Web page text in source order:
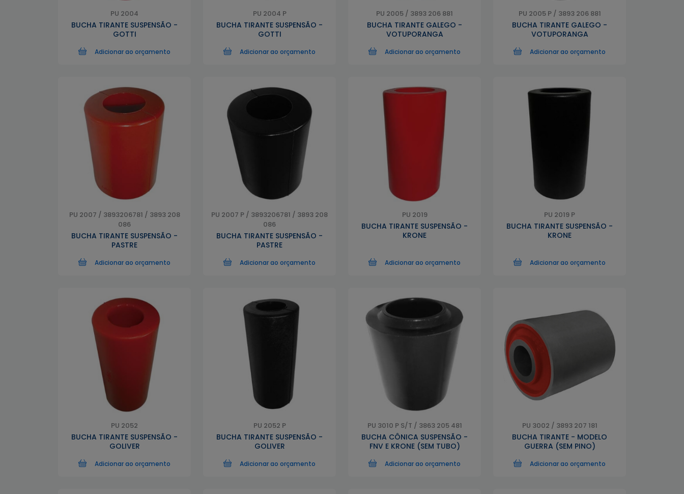
PU 2004
BUCHA TIRANTE SUSPENSÃO -
GOTTI
Adicionar ao orçamento
PU 2004 P
BUCHA TIRANTE SUSPENSÃO -
GOTTI
Adicionar ao orçamento
PU 2005 / 3893 206 881
BUCHA TIRANTE GALEGO -
VOTUPORANGA
Adicionar ao orçamento
PU 2005 P / 3893 206 881
BUCHA TIRANTE GALEGO -
VOTUPORANGA
Adicionar ao orçamento
PU 2007 / 3893206781 / 3893 208
086
BUCHA TIRANTE SUSPENSÃO -
PASTRE
Adicionar ao orçamento
PU 2007 P / 3893206781 / 3893 208
086
BUCHA TIRANTE SUSPENSÃO -
PASTRE
Adicionar ao orçamento
PU 2019
BUCHA TIRANTE SUSPENSÃO -
KRONE
Adicionar ao orçamento
PU 2019 P
BUCHA TIRANTE SUSPENSÃO -
KRONE
Adicionar ao orçamento
PU 2052
BUCHA TIRANTE SUSPENSÃO -
GOLIVER
Adicionar ao orçamento
PU 2052 P
BUCHA TIRANTE SUSPENSÃO -
GOLIVER
Adicionar ao orçamento
PU 3010 P S/T / 3863 205 481
BUCHA CÔNICA SUSPENSÃO -
FNV E KRONE (SEM TUBO)
Adicionar ao orçamento
PU 3002 / 3893 207 181
BUCHA TIRANTE - MODELO
GUERRA (SEM PINO)
Adicionar ao orçamento